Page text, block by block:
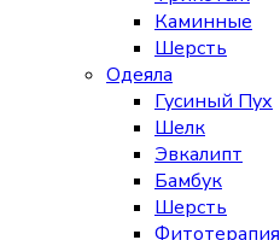
Каминные
Шерсть
Одеяла
Гусиный Пух
Шелк
Эвкалипт
Бамбук
Шерсть
Фитотерапия